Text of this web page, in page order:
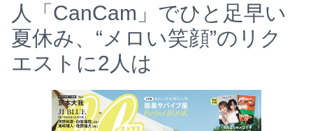
人「CanCam」でひと足早い
夏休み、“メロい笑顔”のリク
エストに2人は